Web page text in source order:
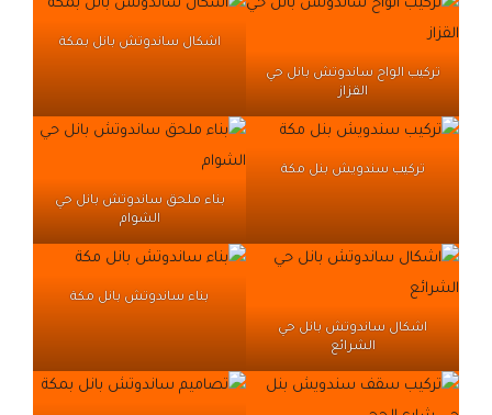
تركيب الواح ساندوتش بانل حي
القزاز
اشكال ساندوتش بانل بمكة
تركيب سندويش بنل مكة
بناء ملحق ساندوتش بانل حي
الشوام
اشكال ساندوتش بانل حي
الشرائع
بناء ساندوتش بانل مكة